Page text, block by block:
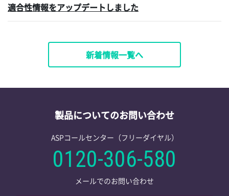
適合性情報をアップデートしました
新着情報一覧へ
製品についてのお問い合わせ
ASPコールセンター（フリーダイヤル）
0120-306-580
メールでのお問い合わせ